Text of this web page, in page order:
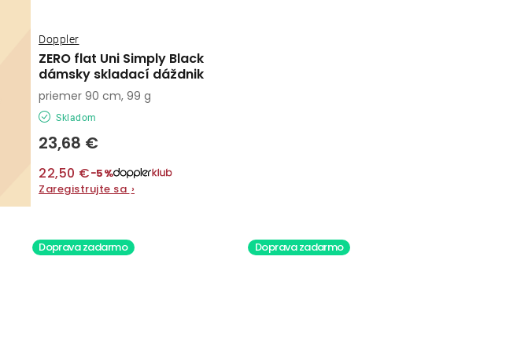
ZERO flat Uni Simply Black
dámsky skladací dáždnik
Doppler
Skladom
23,68 €
22,50 €−5%
Zaregistrujte sa ›
priemer 90 cm, 99 g
Doprava zadarmo Doprava zadarmo